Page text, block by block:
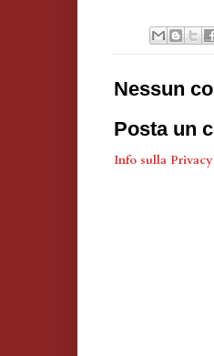
Nessun
Posta un
Info sulla Privacy